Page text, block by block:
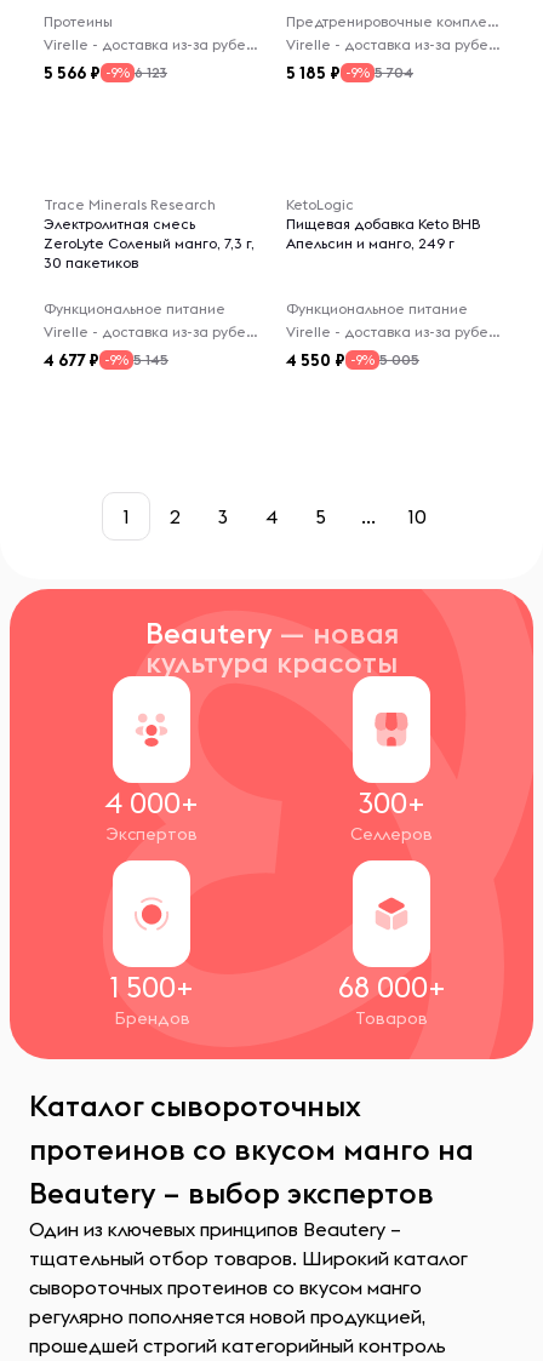
Протеины
Virelle - доставка из-за рубежа
5 566 -9% 6 123
Предтренировочные комплексы
Virelle - доставка из-за рубежа
5 185 -9% 5 704
Trace Minerals Research
Электролитная смесь
ZeroLyte Соленый манго, 7,3 г,
30 пакетиков
Функциональное питание
Virelle - доставка из-за рубежа
4 677 -9% 5 145
KetoLogic
Пищевая добавка Keto BHB
Апельсин и манго, 249 г
Функциональное питание
Virelle - доставка из-за рубежа
4 550 -9% 5 005
1 2 3 4 5 ... 10
Beautery — новая
культура красоты
4 000+
Экспертов
300+
Селлеров
1 500+
Брендов
68 000+
Товаров
Каталог сывороточных
протеинов со вкусом манго на
Beautery – выбор экспертов
Один из ключевых принципов Beautery –
тщательный отбор товаров. Широкий каталог
сывороточных протеинов со вкусом манго
регулярно пополняется новой продукцией,
прошедшей строгий категорийный контроль